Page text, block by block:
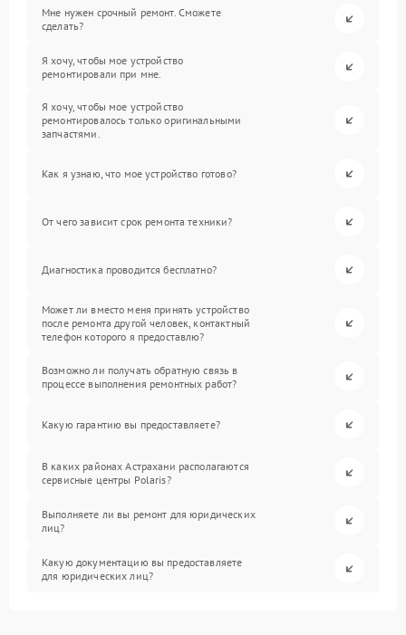
Мне нужен срочный ремонт. Сможете
сделать?
Я хочу, чтобы мое устройство
ремонтировали при мне.
Я хочу, чтобы мое устройство
ремонтировалось только оригинальными
запчастями.
Как я узнаю, что мое устройство готово?
От чего зависит срок ремонта техники?
Диагностика проводится бесплатно?
Может ли вместо меня принять устройство
после ремонта другой человек, контактный
телефон которого я предоставлю?
Возможно ли получать обратную связь в
процессе выполнения ремонтных работ?
Какую гарантию вы предоставляете?
В каких районах Астрахани располагаются
сервисные центры Polaris?
Выполняете ли вы ремонт для юридических
лиц?
Какую документацию вы предоставляете
для юридических лиц?